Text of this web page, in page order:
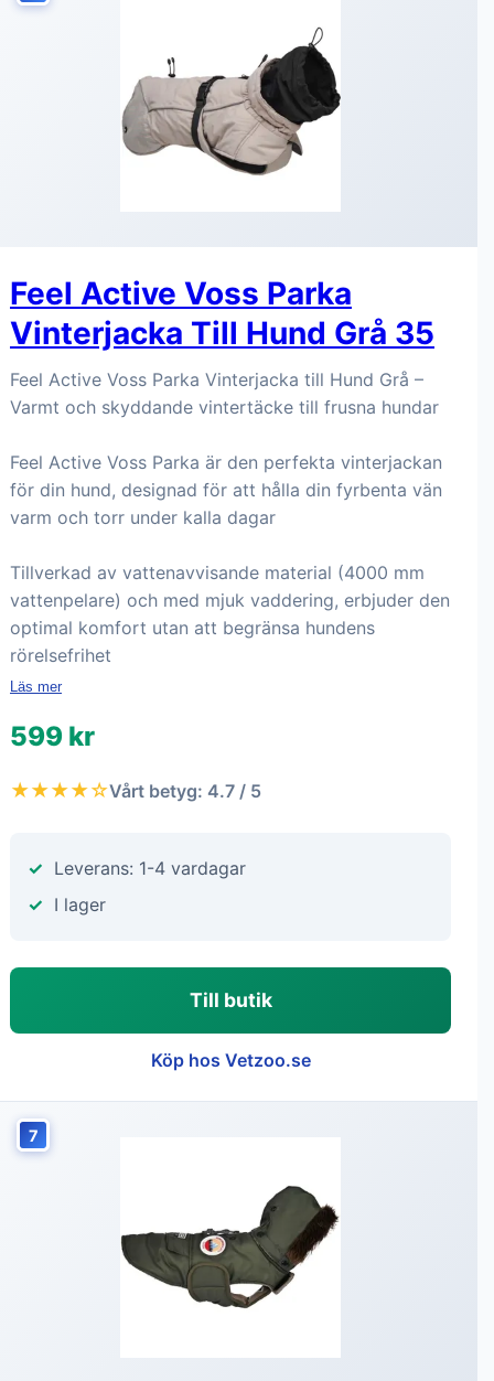
Feel Active Voss Parka
Vinterjacka Till Hund Grå 35
Feel Active Voss Parka Vinterjacka till Hund Grå –
Varmt och skyddande vintertäcke till frusna hundar
Feel Active Voss Parka är den perfekta vinterjackan
för din hund, designad för att hålla din fyrbenta vän
varm och torr under kalla dagar
Tillverkad av vattenavvisande material (4000 mm
vattenpelare) och med mjuk vaddering, erbjuder den
optimal komfort utan att begränsa hundens
rörelsefrihet
Läs mer
599 kr
★★★★☆Vårt betyg: 4.7 / 5
Leverans: 1-4 vardagar
I lager
Till butik
Köp hos Vetzoo.se
7